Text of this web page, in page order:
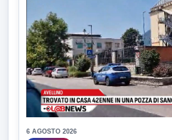
6 AGOSTO 2026